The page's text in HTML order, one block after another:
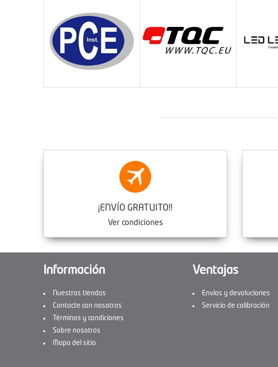
¡ENVÍO GRATUITO!!
Ver condiciones
Información
Nuestras tiendas
Contacte con nosotros
Términos y condiciones
Sobre nosotros
Mapa del sitio
Ventajas
Envíos y devoluciones
Servicio de calibración